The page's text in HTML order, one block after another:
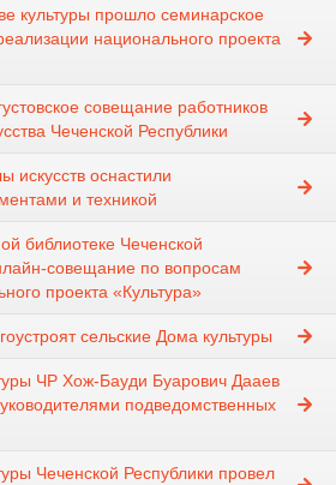
культуры прошло семинарское
национального проекта
совещание работников
Чеченской Республики
оснастили
и техникой
библиотеке Чеченской
совещание по вопросам
проекта «Культура»
сельские Дома культуры
ЧР Хож-Бауди Буарович Дааев
подведомственных
Чеченской Республики провел